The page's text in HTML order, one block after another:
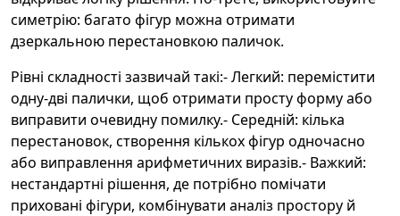
симетрію: багато фігур можна отримати
дзеркальною перестановкою паличок.
Рівні складності зазвичай такі:- Легкий: перемістити
одну-дві палички, щоб отримати просту форму або
виправити очевидну помилку.- Середній: кілька
перестановок, створення кількох фігур одночасно
або виправлення арифметичних виразів.- Важкий:
нестандартні рішення, де потрібно помічати
приховані фігури, комбінувати аналіз простору й